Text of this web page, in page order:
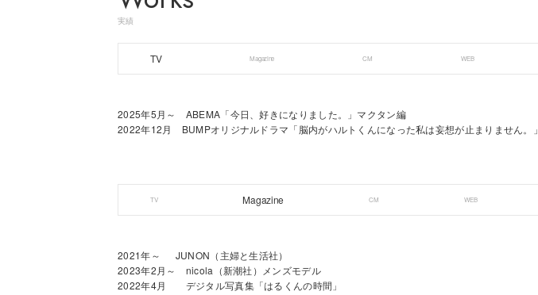
実績
TV Magazine CM WEB
2025年5月～ ABEMA「今日、好きになりました。」マクタン編
2022年12月 BUMPオリジナルドラマ「脳内がハルトくんになった私は妄想が止まりません。」
TV Magazine CM WEB
2021年～ JUNON（主婦と生活社）
2023年2月～ nicola（新潮社）メンズモデル
2022年4月 デジタル写真集「はるくんの時間」